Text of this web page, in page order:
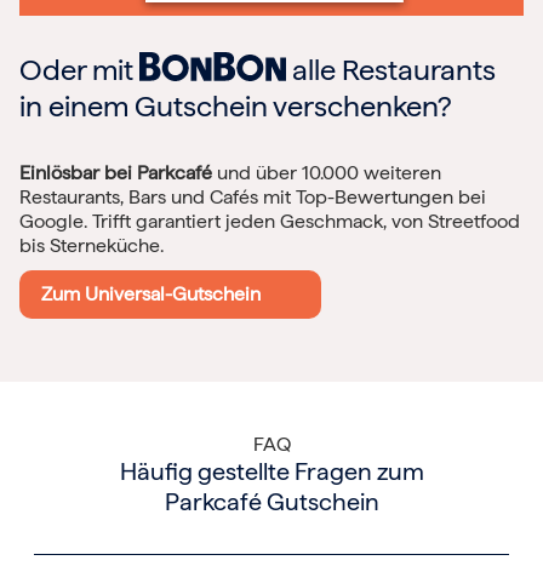
Oder mit
alle Restaurants
in einem Gutschein verschenken?
Einlösbar bei Parkcafé und über 10.000 weiteren
Restaurants, Bars und Cafés mit Top-Bewertungen bei
Google. Trifft garantiert jeden Geschmack, von Streetfood
bis Sterneküche.
Zum Universal-Gutschein
FAQ
Häufig gestellte Fragen zum
Parkcafé Gutschein